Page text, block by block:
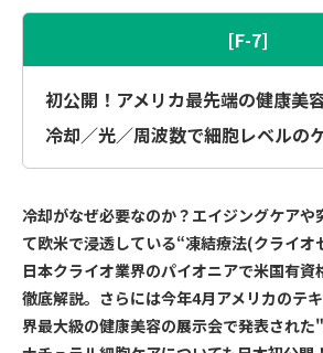
[F-7]
初公開！アメリカ最先端の健康美
冷却／光／周波数で細胞レベルの
冷却がなぜ必要なのか？エイジングケアや
て欧米で浸透している“凍結療法(クライオ
日本クライオ業界のパイオニアで米国有
徹底解説。さらには今年4月アメリカのテ
界最大級の健康美容の展示会で発表され